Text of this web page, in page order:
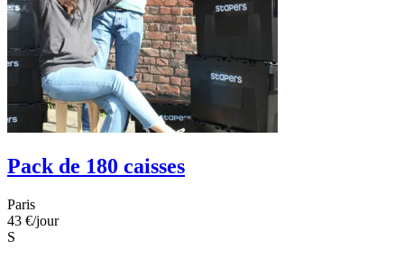
Pack de 180 caisses
Paris
43 €/jour
S